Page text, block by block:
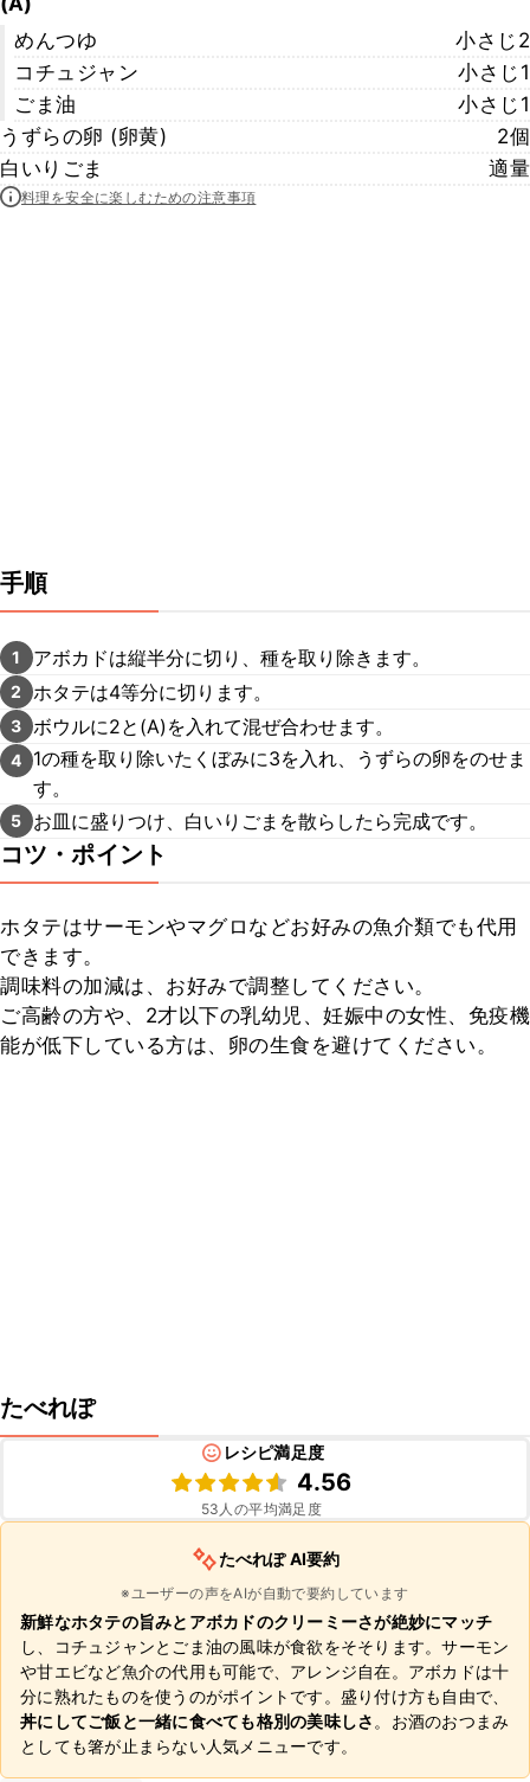
めんつゆ
小さじ2
コチュジャン
小さじ1
ごま油
小さじ1
うずらの卵 (卵黄)
2個
白いりごま
適量
料理を安全に楽しむための注意事項
手順
1 アボカドは縦半分に切り、種を取り除きます。
2 ホタテは4等分に切ります。
3 ボウルに2と(A)を入れて混ぜ合わせます。
4
1の種を取り除いたくぼみに3を入れ、うずらの卵をのせま
す。
5 お皿に盛りつけ、白いりごまを散らしたら完成です。
コツ・ポイント
ホタテはサーモンやマグロなどお好みの魚介類でも代用
できます。
調味料の加減は、お好みで調整してください。
ご高齢の方や、2才以下の乳幼児、妊娠中の女性、免疫機
能が低下している方は、卵の生食を避けてください。
たべれぽ
レシピ満足度
4.56
53 人の平均満足度
たべれぽ AI要約
※ユーザーの声をAIが自動で要約しています
新鮮なホタテの旨みとアボカドのクリーミーさが絶妙にマッチ
し、コチュジャンとごま油の風味が食欲をそそります。サーモン
や甘エビなど魚介の代用も可能で、アレンジ自在。アボカドは十
分に熟れたものを使うのがポイントです。盛り付け方も自由で、
丼にしてご飯と一緒に食べても格別の美味しさ 。お酒のおつまみ
としても箸が止まらない人気メニューです。